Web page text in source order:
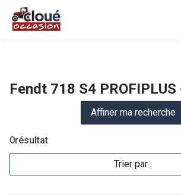
Mes favoris
Fendt 718 S4 PROFIPLUS
0résultat
Trier par :
Affiner ma recherche